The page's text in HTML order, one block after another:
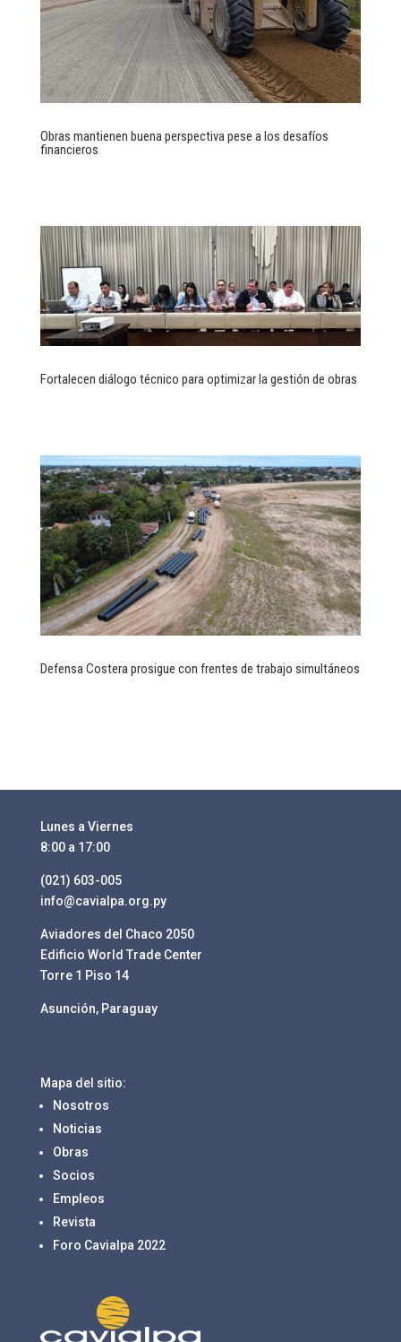
Obras mantienen buena perspectiva pese a los desafíos
financieros
Fortalecen diálogo técnico para optimizar la gestión de obras
Defensa Costera prosigue con frentes de trabajo simultáneos
Lunes a Viernes
8:00 a 17:00
(021) 603-005
info@cavialpa.org.py
Aviadores del Chaco 2050
Edificio World Trade Center
Torre 1 Piso 14
Asunción, Paraguay
Mapa del sitio:
Nosotros
Noticias
Obras
Socios
Empleos
Revista
Foro Cavialpa 2022